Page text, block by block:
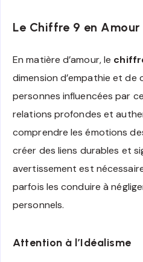
Le Chiffre 9 en
En matière d’amour, le
dimension d’empathie et de
personnes influencées par
relations profondes et
comprendre les émotions
créer des liens durables et
avertissement est
parfois les conduire à
personnels.
Attention à l’Idéalisme